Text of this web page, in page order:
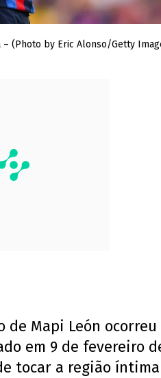
– (Photo by Eric Alonso/Getty
Mapi León
em 9 de fevereiro
tocar a região